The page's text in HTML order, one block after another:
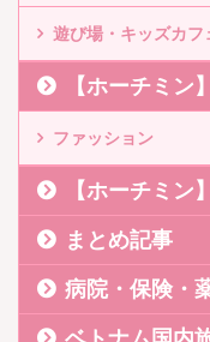
遊び場・キッズカフ
【ホーチミン
ファッション
【ホーチミン
まとめ記事
病院・保険・